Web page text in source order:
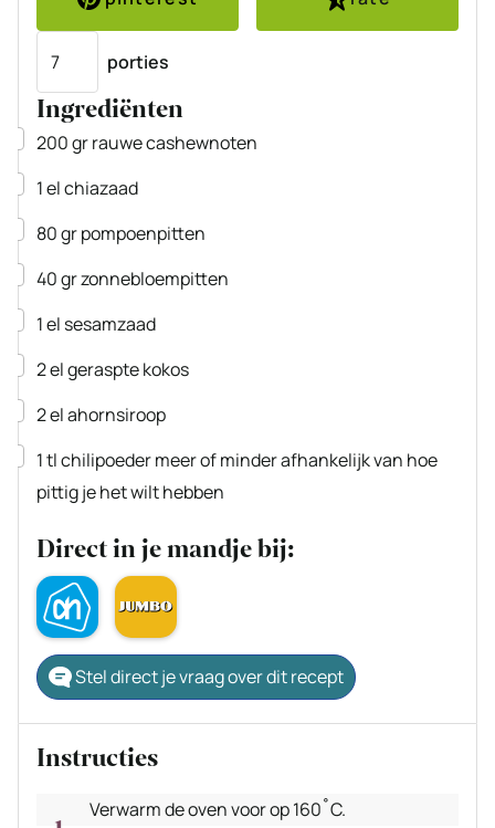
porties
Ingrediënten
▢
200grrauwe cashewnoten
▢
1elchiazaad
▢
80grpompoenpitten
▢
40grzonnebloempitten
▢
1el sesamzaad
▢
2elgeraspte kokos
▢
2elahornsiroop
▢
1tlchilipoedermeer of minder afhankelijk van hoe
pittig je het wilt hebben
Direct in je mandje bij:
Stel direct je vraag over dit recept
Instructies
Verwarm de oven voor op 160˚C.